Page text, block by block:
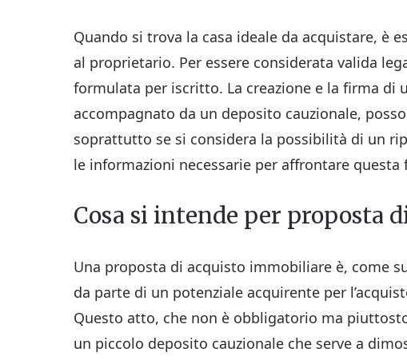
Quando si trova la casa ideale da acquistare, è
al proprietario. Per essere considerata valida
formulata per iscritto. La creazione e la firma di
accompagnato da un deposito cauzionale,
soprattutto se si considera la possibilità di un
le informazioni necessarie per affrontare questa
Cosa si intende per proposta
Una proposta di acquisto immobiliare è, come
da parte di un potenziale acquirente per
Questo atto, che non è obbligatorio ma
un piccolo deposito cauzionale che serve a